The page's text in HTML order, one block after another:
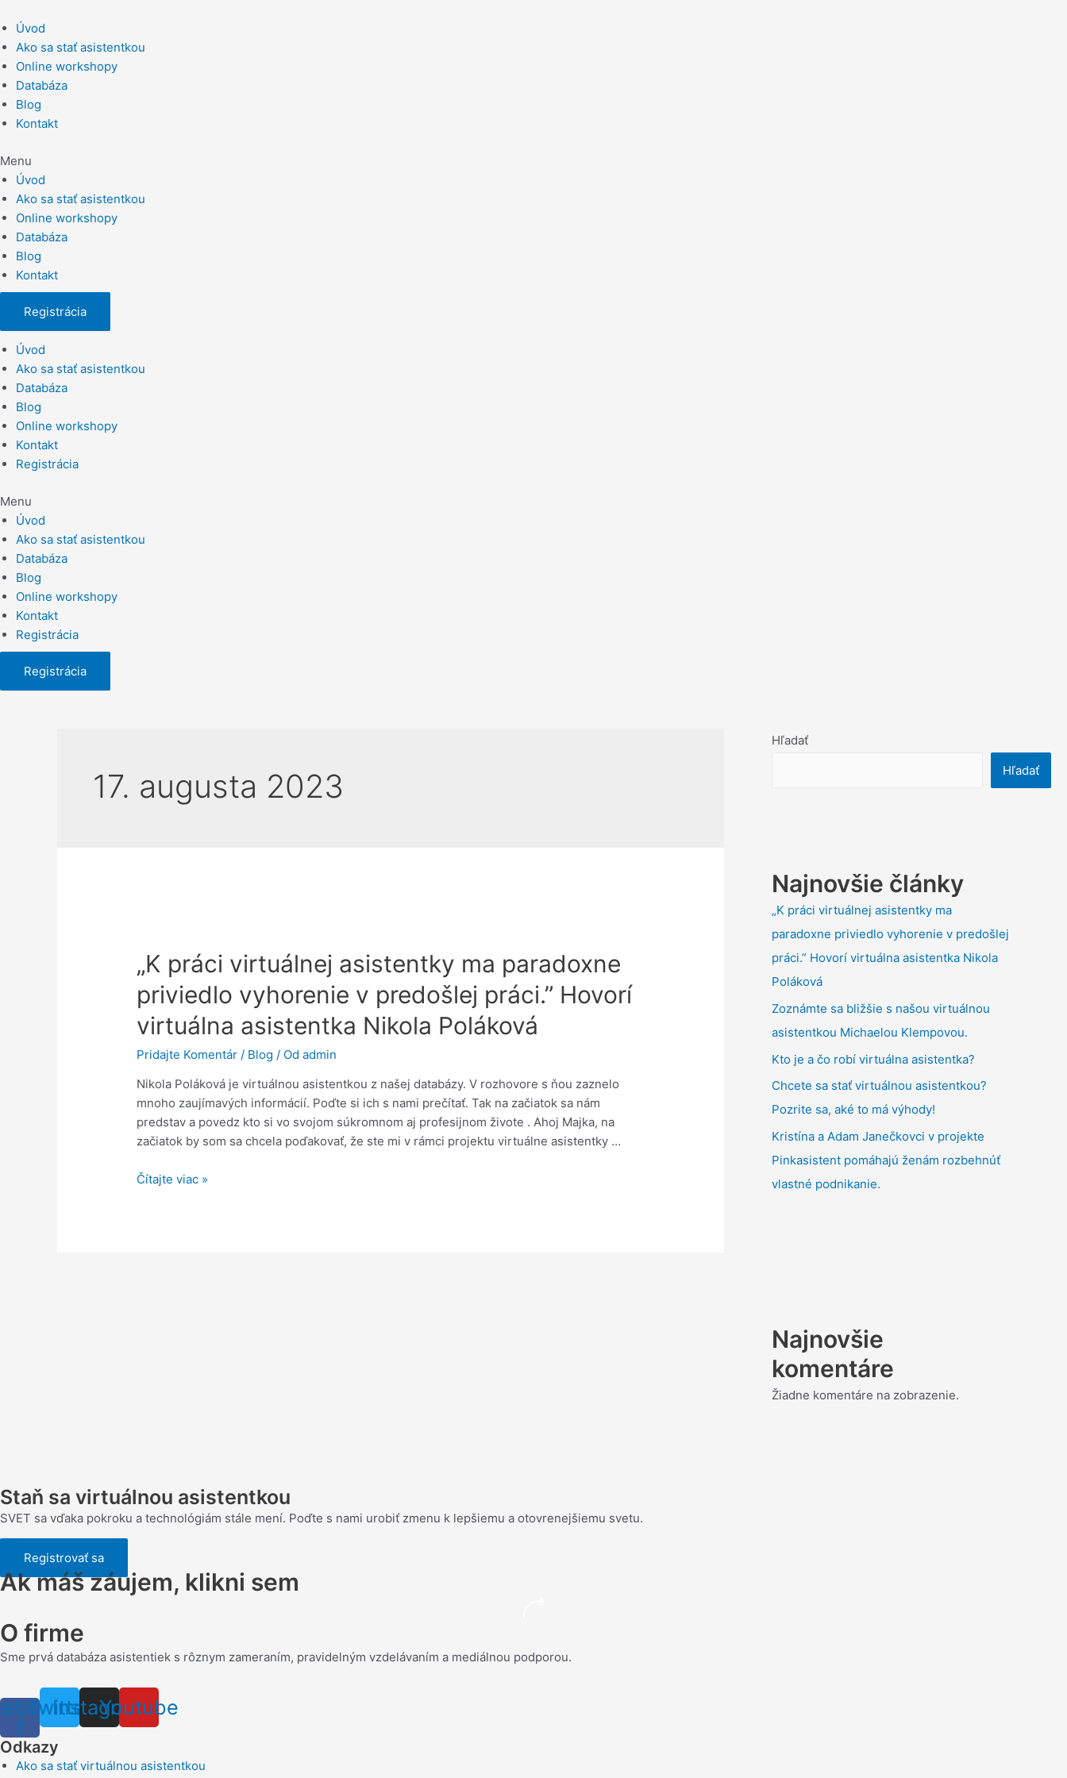
na
obsah
Úvod
Ako sa stať asistentkou
Online workshopy
Databáza
Blog
Kontakt
Menu
Úvod
Ako sa stať asistentkou
Online workshopy
Databáza
Blog
Kontakt
Registrácia
Úvod
Ako sa stať asistentkou
Databáza
Blog
Online workshopy
Kontakt
Registrácia
Menu
Úvod
Ako sa stať asistentkou
Databáza
Blog
Online workshopy
Kontakt
Registrácia
Registrácia
17. augusta 2023
„K práci virtuálnej asistentky ma paradoxne
priviedlo vyhorenie v predošlej práci.” Hovorí
virtuálna asistentka Nikola Poláková
Pridajte Komentár / Blog / Od admin
Nikola Poláková je virtuálnou asistentkou z našej databázy. V rozhovore s ňou zaznelo
mnoho zaujímavých informácií. Poďte si ich s nami prečítať. Tak na začiatok sa nám
predstav a povedz kto si vo svojom súkromnom aj profesijnom živote . Ahoj Majka, na
začiatok by som sa chcela poďakovať, že ste mi v rámci projektu virtuálne asistentky …
„K
Čítajte viac »
Hľadať
Hľadať
Najnovšie články
„K práci virtuálnej asistentky ma
paradoxne priviedlo vyhorenie v predošlej
práci.” Hovorí virtuálna asistentka Nikola
Poláková
Zoznámte sa bližšie s našou virtuálnou
asistentkou Michaelou Klempovou.
Kto je a čo robí virtuálna asistentka?
Chcete sa stať virtuálnou asistentkou?
Pozrite sa, aké to má výhody!
Kristína a Adam Janečkovci v projekte
Pinkasistent pomáhajú ženám rozbehnúť
vlastné podnikanie.
Najnovšie
komentáre
Žiadne komentáre na zobrazenie.
Staň sa virtuálnou asistentkou
SVET sa vďaka pokroku a technológiám stále mení. Poďte s nami urobiť zmenu k lepšiemu a otovrenejšiemu svetu.
Registrovať sa
Ak máš záujem, klikni sem
O firme
Sme prvá databáza asistentiek s rôznym zameraním, pravidelným vzdelávaním a mediálnou podporou.
f
Twitter
Instagram
Youtube
Odkazy
Ako sa stať virtuálnou asistentkou